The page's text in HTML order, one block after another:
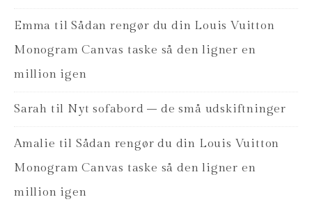
Emma tilSådan rengør du din Louis Vuitton
Monogram Canvas taske så den ligner en
million igen
Sarah til Nyt sofabord – de små udskiftninger
Amalie til Sådan rengør du din Louis Vuitton
Monogram Canvas taske så den ligner en
million igen